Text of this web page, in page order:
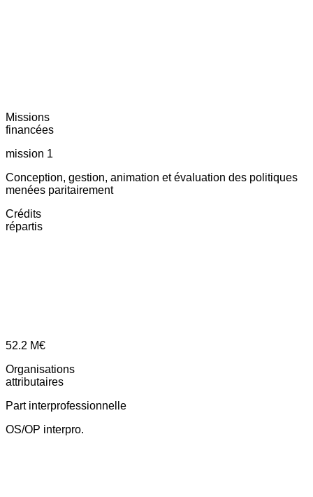
Missions
financées
mission 1
Conception, gestion, animation et évaluation des politiques
menées paritairement
Crédits
répartis
52.2 M€
Organisations
attributaires
Part interprofessionnelle
OS/OP interpro.